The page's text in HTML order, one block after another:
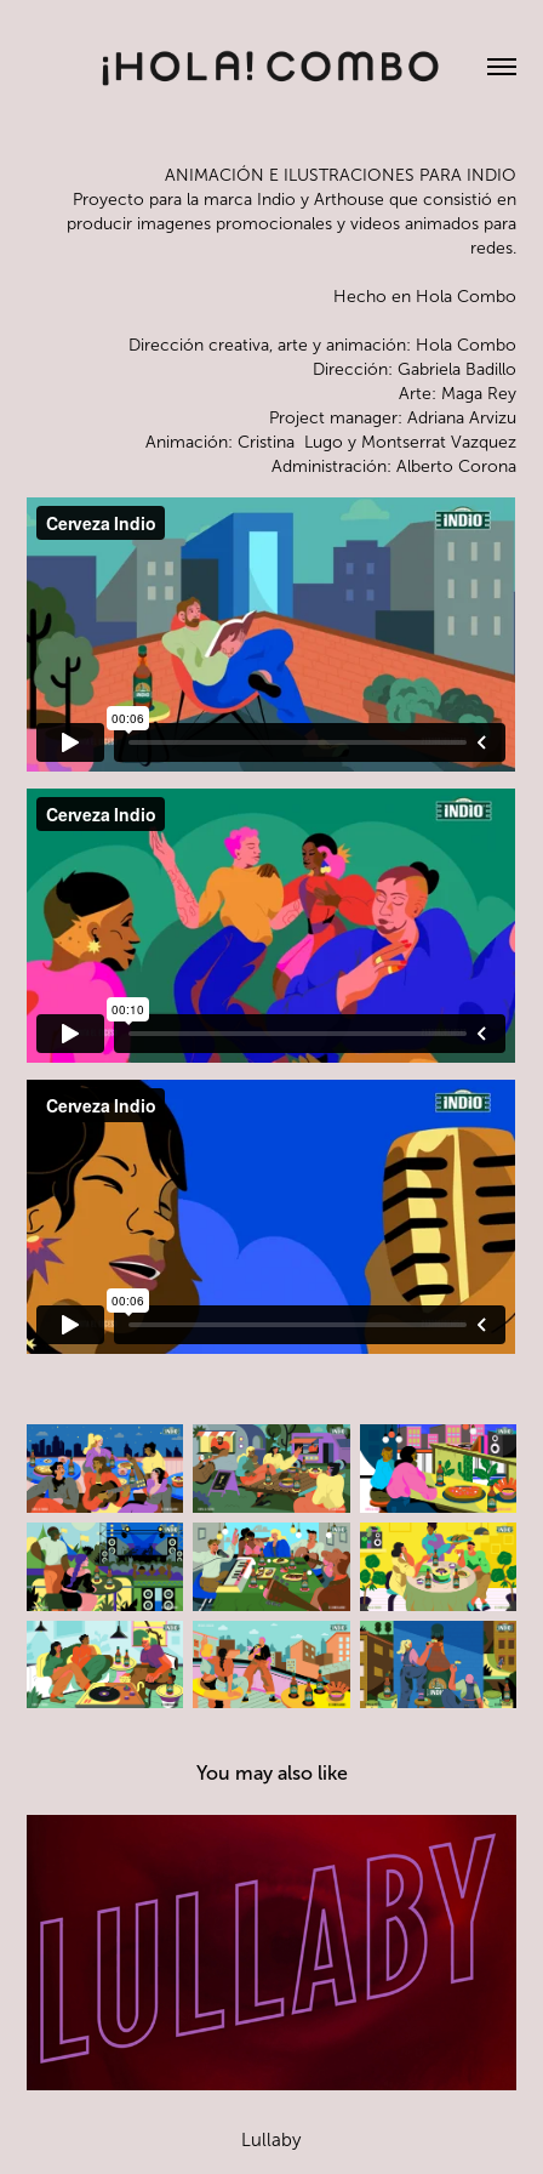
ANIMACIÓN E ILUSTRACIONES PARA INDIO
Proyecto para la marca Indio y Arthouse que consistió en
producir imagenes promocionales y videos animados para
redes.
Hecho en Hola Combo
Dirección creativa, arte y animación: Hola Combo
Dirección: Gabriela Badillo
Arte: Maga Rey
Project manager: Adriana Arvizu
Animación: Cristina Lugo y Montserrat Vazquez
Administración: Alberto Corona
You may also like
Lullaby